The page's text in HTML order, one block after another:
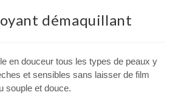
démaquillant
en douceur tous les types de peaux y
et sensibles sans laisser de film
souple et douce.